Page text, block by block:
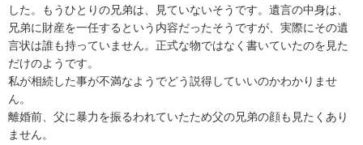
した。もうひとりの兄弟は、見ていないそうです。遺言の中身は、
兄弟に財産を一任するという内容だったそうですが、実際にその遺
言状は誰も持っていません。正式な物ではなく書いていたのを見た
だけのようです。
私が相続した事が不満なようでどう説得していいのかわかりませ
ん。
離婚前、父に暴力を振るわれていたため父の兄弟の顔も見たくあり
ません。